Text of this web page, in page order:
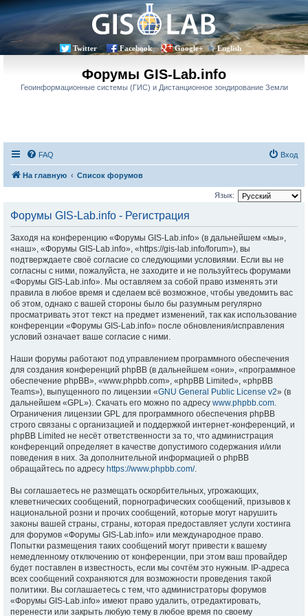
Twitter Facebook Google+ English
Форумы GIS-Lab.info
Геоинформационные системы (ГИС) и Дистанционное зондирование Земли
FAQ Вход
На главную Список форумов
Язык:
Форумы GIS-Lab.info - Регистрация
Заходя на конференцию «Форумы GIS-Lab.info» (в дальнейшем «мы»,
«наш», «Форумы GIS-Lab.info», «https://gis-lab.info/forum»), вы
подтверждаете своё согласие со следующими условиями. Если вы не
согласны с ними, пожалуйста, не заходите и не пользуйтесь форумами
«Форумы GIS-Lab.info». Мы оставляем за собой право изменять эти
правила в любое время и сделаем всё возможное, чтобы уведомить вас
об этом, однако с вашей стороны было бы разумным регулярно
просматривать этот текст на предмет изменений, так как использование
конференции «Форумы GIS-Lab.info» после обновления/исправления
условий означает ваше согласие с ними.
Наши форумы работают под управлением программного обеспечения
для создания конференций phpBB (в дальнейшем «они», «программное
обеспечение phpBB», «www.phpbb.com», «phpBB Limited», «phpBB
Teams»), выпущенного по лицензии «GNU General Public License v2» (в
дальнейшем «GPL»). Скачать его можно по адресу www.phpbb.com.
Ограничения лицензии GPL для программного обеспечения phpBB
строго связаны с организацией и поддержкой интернет-конференций, и
phpBB Limited не несёт ответственности за то, что администрация
конференций определяет в качестве допустимого содержания и/или
поведения в них. За дополнительной информацией о phpBB
обращайтесь по адресу https://www.phpbb.com/.
Вы соглашаетесь не размещать оскорбительных, угрожающих,
клеветнических сообщений, порнографических сообщений, призывов к
национальной розни и прочих сообщений, которые могут нарушить
законы вашей страны, страны, которая предоставляет услуги хостинга
для форумов «Форумы GIS-Lab.info» или международное право.
Попытки размещения таких сообщений могут привести к вашему
немедленному отключению от конференции, при этом ваш провайдер
будет поставлен в известность, если мы сочтём это нужным. IP-адреса
всех сообщений сохраняются для возможности проведения такой
политики. Вы соглашаетесь с тем, что администраторы форумов
«Форумы GIS-Lab.info» имеют право удалить, отредактировать,
перенести или закрыть любую тему в любое время по своему